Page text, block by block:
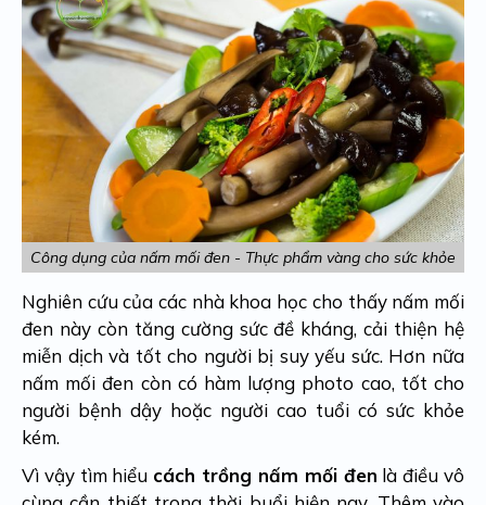
Công dụng của nấm mối đen - Thực phẩm vàng cho sức khỏe
Nghiên cứu của các nhà khoa học cho thấy nấm mối
đen này còn tăng cường sức đề kháng, cải thiện hệ
miễn dịch và tốt cho người bị suy yếu sức. Hơn nữa
nấm mối đen còn có hàm lượng photo cao, tốt cho
người bệnh dậy hoặc người cao tuổi có sức khỏe
kém.
Vì vậy tìm hiểu cách trồng nấm mối đen là điều vô